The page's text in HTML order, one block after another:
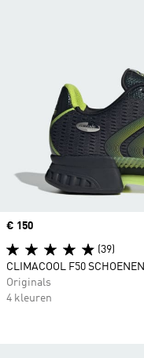
Price
€ 150
(39)
CLIMACOOL F50 SCHOENEN
Originals
4 kleuren